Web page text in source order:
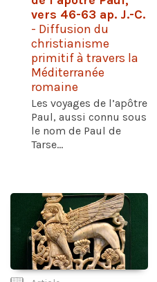
vers 46-63 ap. J.-C.
- Diffusion du
christianisme
primitif à travers la
Méditerranée
romaine
Les voyages de l’apôtre
Paul, aussi connu sous
le nom de Paul de
Tarse...